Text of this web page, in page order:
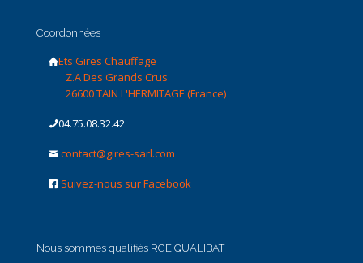
Coordonnées
Ets Gires Chauffage
Z.A Des Grands Crus
26600 TAIN L'HERMITAGE (France)
04.75.08.32.42
contact@gires-sarl.com
Suivez-nous sur Facebook
Nous sommes qualifiés RGE QUALIBAT